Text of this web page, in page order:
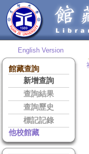
English Version
館藏查詢
新增查詢
查詢結果
查詢歷史
標記記錄
他校館藏